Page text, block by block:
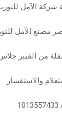
شركة الآمل
مصنع الآمل
من الفيبر
والاستفسار